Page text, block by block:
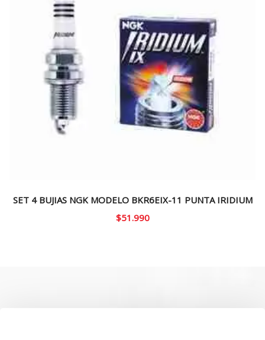
SET 4 BUJIAS NGK MODELO BKR6EIX-11 PUNTA IRIDIUM
$51.990